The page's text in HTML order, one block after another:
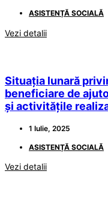
ASISTENȚĂ SOCIALĂ
Vezi detalii
Situația lunară
beneficiare de
și activitățile
1 Iulie, 2025
ASISTENȚĂ SOCIALĂ
Vezi detalii